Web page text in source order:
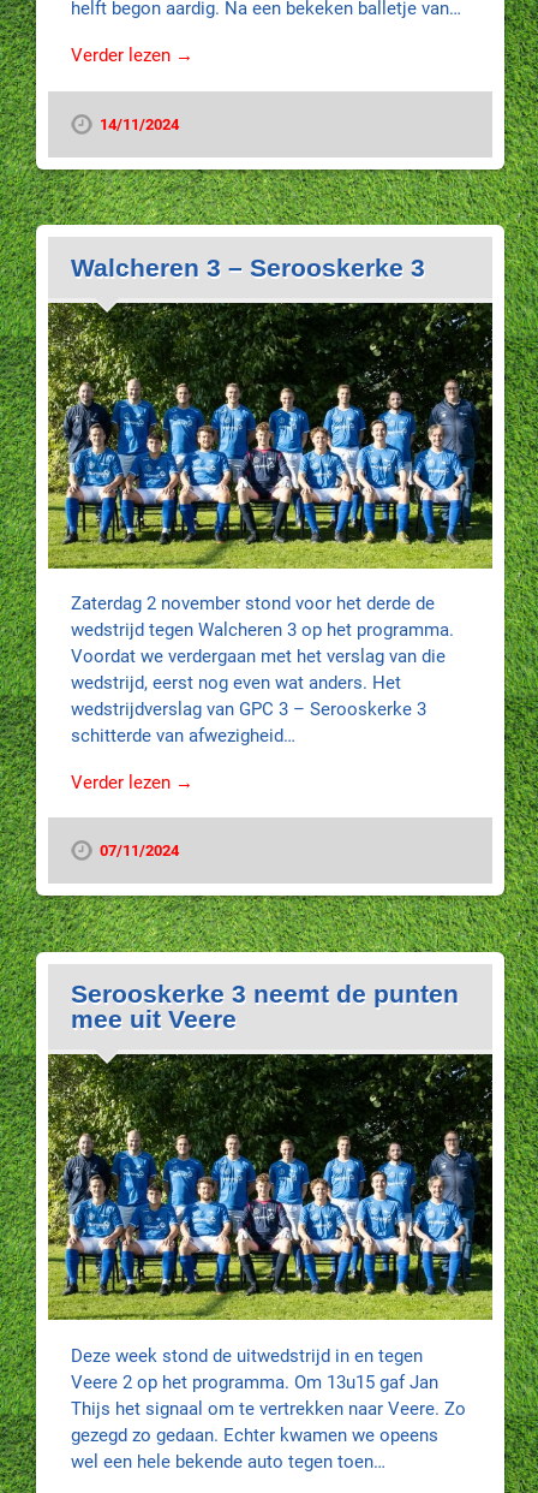
helft begon aardig. Na een bekeken balletje van…
Verder lezen →
14/11/2024
Walcheren 3 – Serooskerke 3
Zaterdag 2 november stond voor het derde de
wedstrijd tegen Walcheren 3 op het programma.
Voordat we verdergaan met het verslag van die
wedstrijd, eerst nog even wat anders. Het
wedstrijdverslag van GPC 3 – Serooskerke 3
schitterde van afwezigheid…
Verder lezen →
07/11/2024
Serooskerke 3 neemt de punten
mee uit Veere
Deze week stond de uitwedstrijd in en tegen
Veere 2 op het programma. Om 13u15 gaf Jan
Thijs het signaal om te vertrekken naar Veere. Zo
gezegd zo gedaan. Echter kwamen we opeens
wel een hele bekende auto tegen toen…